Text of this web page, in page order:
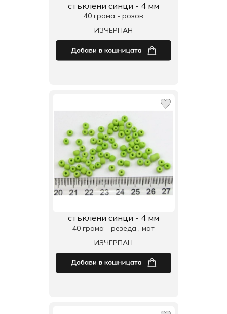
стъклени синци - 4 мм
40 грама - розов
ИЗЧЕРПАН
стъклени синци - 4 мм
40 грама - резеда , мат
ИЗЧЕРПАН